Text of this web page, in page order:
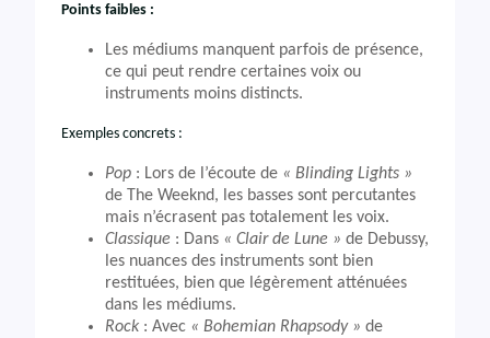
Points faibles :
Les médiums manquent parfois de présence,
ce qui peut rendre certaines voix ou
instruments moins distincts.
Exemples concrets :
Pop : Lors de l’écoute de « Blinding Lights »
de The Weeknd, les basses sont percutantes
mais n’écrasent pas totalement les voix.
Classique : Dans « Clair de Lune » de Debussy,
les nuances des instruments sont bien
restituées, bien que légèrement atténuées
dans les médiums.
Rock : Avec « Bohemian Rhapsody » de